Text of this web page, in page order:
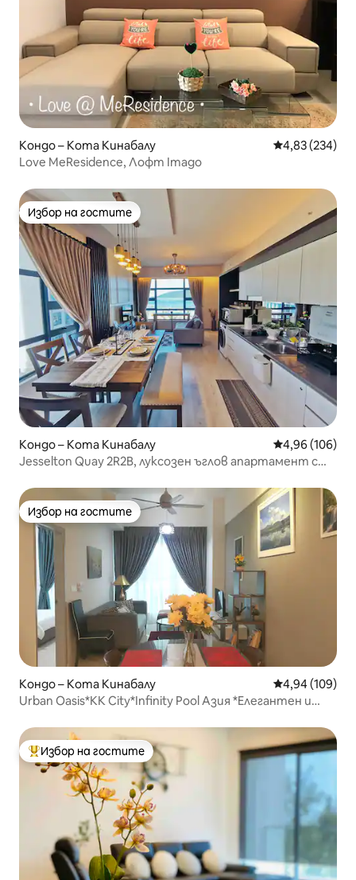
Кондо – Кота Кинабалу Средна
4,83 (234)
Love MeResidence, Лофт Imago
Избор на гостите
Избор на гостите
Кондо – Кота Кинабалу Средна
4,96 (106)
Jesselton Quay 2R2B, луксозен ъглов апартамент с
Избор на гостите
Избор на гостите
Кондо – Кота Кинабалу Средна
4,94 (109)
Urban Oasis*KK City*Infinity Pool Азия *Елегантен и
Най-популярен избор на гостите
Избор на гостите